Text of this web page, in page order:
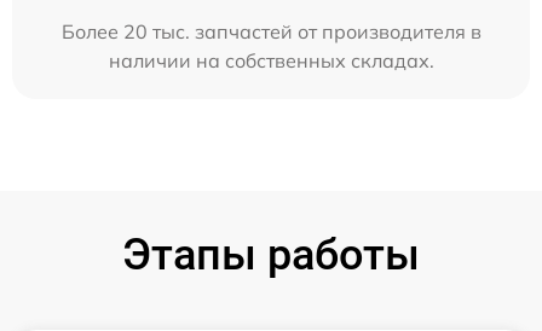
Более 20 тыс. запчастей от производителя в
наличии на собственных складах.
Этапы работы